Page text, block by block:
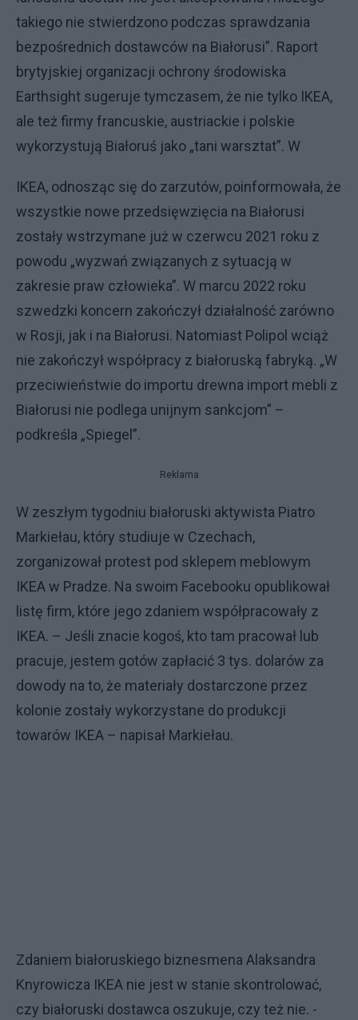
takiego nie stwierdzono podczas sprawdzania
bezpośrednich dostawców na Białorusi”. Raport
brytyjskiej organizacji ochrony środowiska
Earthsight sugeruje tymczasem, że nie tylko IKEA,
ale też firmy francuskie, austriackie i polskie
wykorzystują Białoruś jako „tani warsztat”. W
IKEA, odnosząc się do zarzutów, poinformowała, że
wszystkie nowe przedsięwzięcia na Białorusi
zostały wstrzymane już w czerwcu 2021 roku z
powodu „wyzwań związanych z sytuacją w
zakresie praw człowieka”. W marcu 2022 roku
szwedzki koncern zakończył działalność zarówno
w Rosji, jak i na Białorusi. Natomiast Polipol wciąż
nie zakończył współpracy z białoruską fabryką. „W
przeciwieństwie do importu drewna import mebli z
Białorusi nie podlega unijnym sankcjom” –
podkreśla „Spiegel”.
Reklama
W zeszłym tygodniu białoruski aktywista Piatro
Markiełau, który studiuje w Czechach,
zorganizował protest pod sklepem meblowym
IKEA w Pradze. Na swoim Facebooku opublikował
listę firm, które jego zdaniem współpracowały z
IKEA. – Jeśli znacie kogoś, kto tam pracował lub
pracuje, jestem gotów zapłacić 3 tys. dolarów za
dowody na to, że materiały dostarczone przez
kolonie zostały wykorzystane do produkcji
towarów IKEA – napisał Markiełau.
Zdaniem białoruskiego biznesmena Alaksandra
Knyrowicza IKEA nie jest w stanie skontrolować,
czy białoruski dostawca oszukuje, czy też nie. -